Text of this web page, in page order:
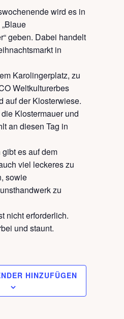
wird es in
geben. Dabei handelt
in
Karolingerplatz, zu
Weltkulturerbes
auf der Klosterwiese.
Klostermauer und
an diesen Tag in
es auf dem
viel leckeres zu
sowie
zu
nicht erforderlich.
und staunt.
HINZUFÜGEN